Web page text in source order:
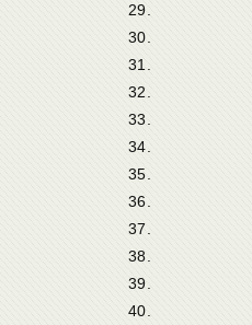
29.
30.
31.
32.
33.
34.
35.
36.
37.
38.
39.
40.